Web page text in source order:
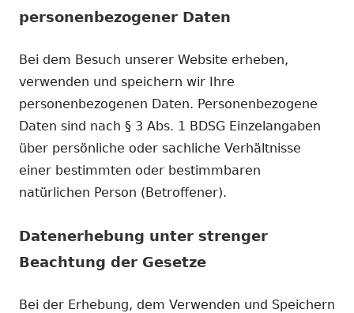
personenbezogener Daten
Bei dem Besuch unserer Website erheben,
verwenden und speichern wir Ihre
personenbezogenen Daten. Personenbezogene
Daten sind nach § 3 Abs. 1 BDSG Einzelangaben
über persönliche oder sachliche Verhältnisse
einer bestimmten oder bestimmbaren
natürlichen Person (Betroffener).
Datenerhebung unter strenger
Beachtung der Gesetze
Bei der Erhebung, dem Verwenden und Speichern